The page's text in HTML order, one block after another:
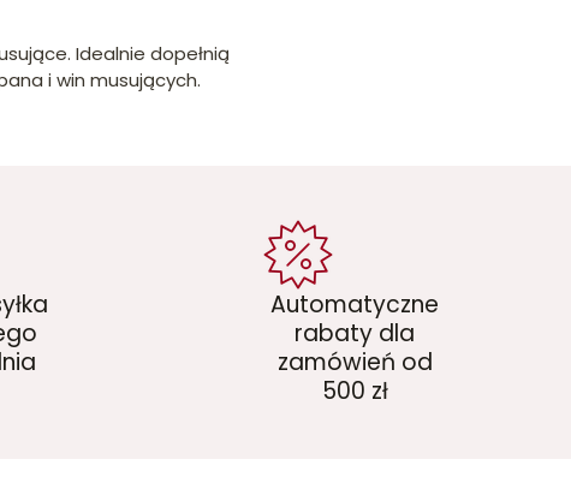
Idealnie dopełnią
i win musujących.
Automatyczne
rabaty dla
zamówień od
500 zł